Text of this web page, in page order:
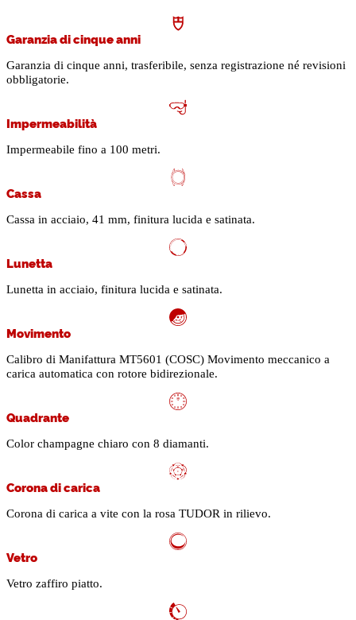
Garanzia di cinque anni
Garanzia di cinque anni, trasferibile, senza registrazione né revisioni
obbligatorie.
Impermeabilità
Impermeabile fino a 100 metri.
Cassa
Cassa in acciaio, 41 mm, finitura lucida e satinata.
Lunetta
Lunetta in acciaio, finitura lucida e satinata.
Movimento
Calibro di Manifattura MT5601 (COSC) Movimento meccanico a
carica automatica con rotore bidirezionale.
Quadrante
Color champagne chiaro con 8 diamanti.
Corona di carica
Corona di carica a vite con la rosa TUDOR in rilievo.
Vetro
Vetro zaffiro piatto.